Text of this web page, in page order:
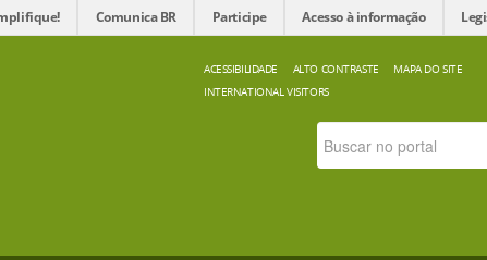
Comunica BR Participe Acesso à informação
ACESSIBILIDADE ALTO CONTRASTE
MAPA DO SITE
INTERNATIONAL VISITORS